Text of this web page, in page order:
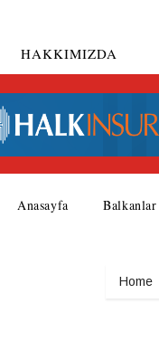
HAKKIMIZDA
Anasayfa Balkanlar
Home